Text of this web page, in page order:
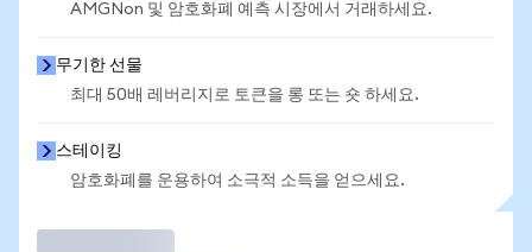
AMGNon 및 암호화폐 예측 시장에서 거래하세요.
무기한 선물
최대 50배 레버리지로 토큰을 롱 또는 숏 하세요.
스테이킹
암호화폐를 운용하여 소극적 소득을 얻으세요.